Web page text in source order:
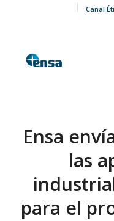
Canal
Ensa
las
para el